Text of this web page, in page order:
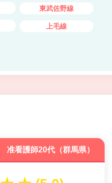
東武佐野線
上毛線
准看護師20代（群馬県）